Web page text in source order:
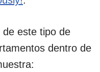
de este tipo de
dentro de